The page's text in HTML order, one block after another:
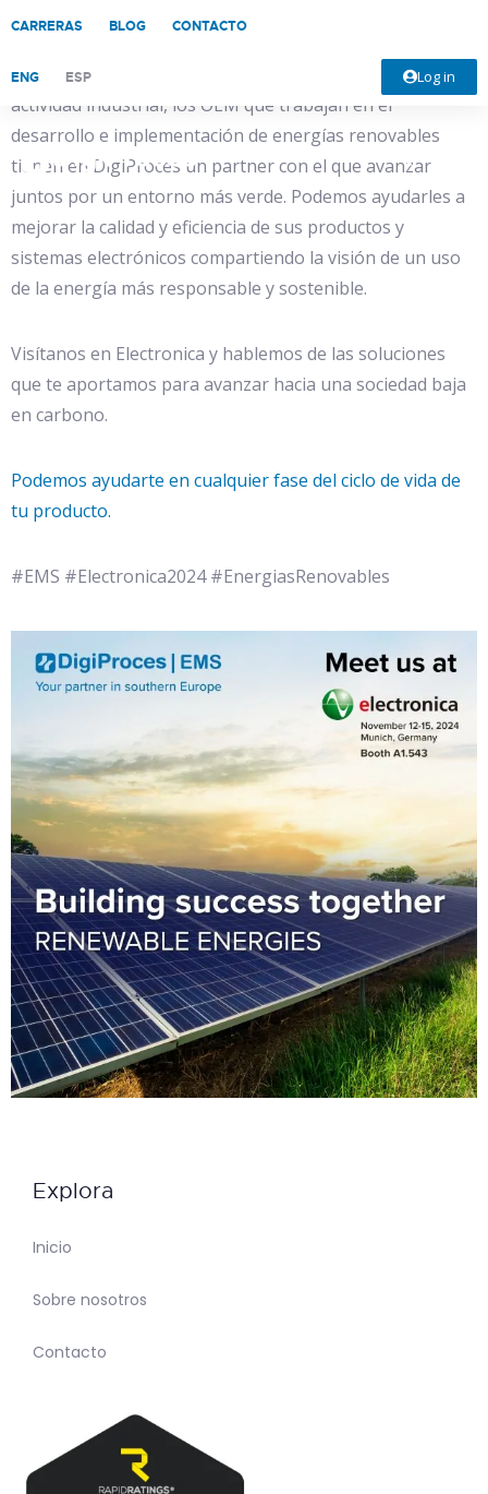
CARRERAS BLOG CONTACTO
ENG ESP Log in
maneras de reducir la huella de carbono generada por la
actividad industrial, los OEM que trabajan en el
desarrollo e implementación de energías renovables
tienen en DigiProces un partner con el que avanzar
juntos por un entorno más verde. Podemos ayudarles a
mejorar la calidad y eficiencia de sus productos y
sistemas electrónicos compartiendo la visión de un uso
de la energía más responsable y sostenible.
Visítanos en Electronica y hablemos de las soluciones
que te aportamos para avanzar hacia una sociedad baja
en carbono.
Podemos ayudarte en cualquier fase del ciclo de vida de
tu producto.
#EMS #Electronica2024 #EnergiasRenovables
Explora
Inicio
Sobre nosotros
Contacto